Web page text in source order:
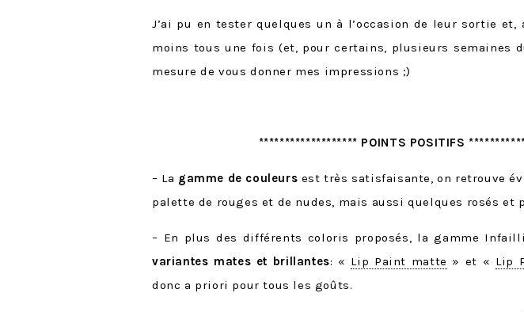
J’ai pu en tester quelques un à l’occasion de leur sortie et,
moins tous une fois (et, pour certains, plusieurs semaines
mesure de vous donner mes impressions ;)
******************* POINTS POSITIFS
– La gamme de couleurs est très satisfaisante, on retrouve
palette de rouges et de nudes, mais aussi quelques rosés et
– En plus des différents coloris proposés, la gamme
variantes mates et brillantes: « Lip Paint matte » et « Lip
donc a priori pour tous les goûts.